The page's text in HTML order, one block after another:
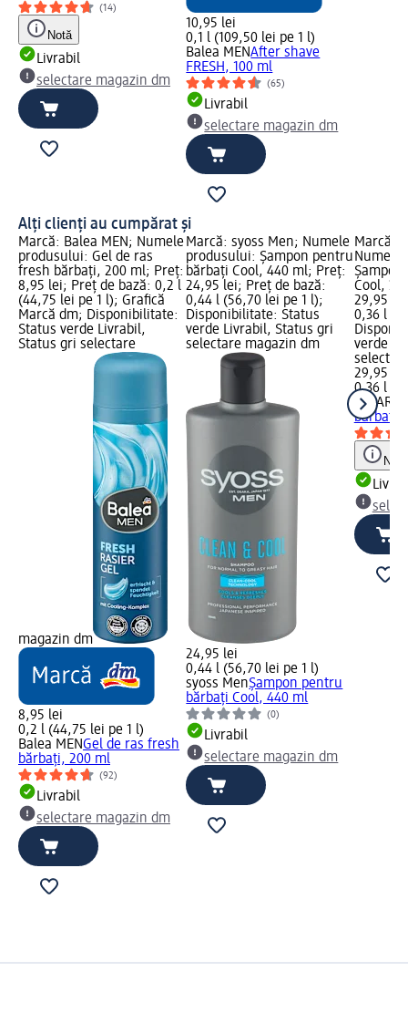
(14)
Notă
Livrabil
selectare magazin dm
10,95 lei
0,1 l (109,50 lei pe 1 l)
Balea MENAfter shave
FRESH, 100 ml
(65)
Livrabil
selectare magazin dm
Alți clienți au cumpărat și
Marcă: Balea MEN; Numele
produsului: Gel de ras
fresh bărbați, 200 ml; Preț:
8,95 lei; Preț de bază: 0,2 l
(44,75 lei pe 1 l); Grafică
Marcă dm; Disponibilitate:
Status verde Livrabil,
Status gri selectare
magazin dm
8,95 lei
0,2 l (44,75 lei pe 1 l)
Balea MENGel de ras fresh
bărbați, 200 ml
(92)
Livrabil
selectare magazin dm
Marcă: syoss Men; Numele
produsului: Șampon pentru
bărbați Cool, 440 ml; Preț:
24,95 lei; Preț de bază:
0,44 l (56,70 lei pe 1 l);
Disponibilitate: Status
verde Livrabil, Status gri
selectare magazin dm
24,95 lei
0,44 l (56,70 lei pe 1 l)
syoss MenȘampon pentru
bărbați Cool, 440 ml
(0)
Livrabil
selectare magazin dm
Marcă:
Numele
Cool,
29,95
0,36 l
verde
29,95 lei
0,36 l
CLEAR
bărbați
Notă